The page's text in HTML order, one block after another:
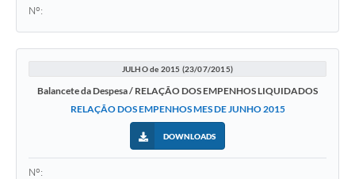
Nº:
JULHO de 2015 (23/07/2015)
Balancete da Despesa / RELAÇÃO DOS EMPENHOS LIQUIDADOS
RELAÇÃO DOS EMPENHOS MES DE JUNHO 2015
DOWNLOADS
Nº: